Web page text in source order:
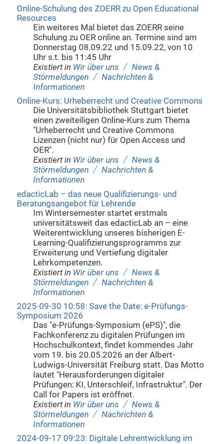
Online-Schulung des ZOERR zu Open Educational
Resources
Ein weiteres Mal bietet das ZOERR seine
Schulung zu OER online an. Termine sind am
Donnerstag 08.09.22 und 15.09.22, von 10
Uhr s.t. bis 11:45 Uhr
Existiert in Wir über uns / News &
Störmeldungen / Nachrichten &
Informationen
Online-Kurs: Urheberrecht und Creative Commons
Die Universitätsbibliothek Stuttgart bietet
einen zweiteiligen Online-Kurs zum Thema
"Urheberrecht und Creative Commons
Lizenzen (nicht nur) für Open Access und
OER".
Existiert in Wir über uns / News &
Störmeldungen / Nachrichten &
Informationen
edacticLab – das neue Qualifizierungs- und
Beratungsangebot für Lehrende
Im Wintersemester startet erstmals
universitätsweit das edacticLab an – eine
Weiterentwicklung unseres bisherigen E-
Learning-Qualifizierungsprogramms zur
Erweiterung und Vertiefung digitaler
Lehrkompetenzen.
Existiert in Wir über uns / News &
Störmeldungen / Nachrichten &
Informationen
2025-09-30 10:58: Save the Date: e-Prüfungs-
Symposium 2026
Das "e-Prüfungs-Symposium (ePS)", die
Fachkonferenz zu digitalen Prüfungen im
Hochschulkontext, findet kommendes Jahr
vom 19. bis 20.05.2026 an der Albert-
Ludwigs-Universität Freiburg statt. Das Motto
lautet "Herausforderungen digitaler
Prüfungen: KI, Unterschleif, Infrastruktur". Der
Call for Papers ist eröffnet.
Existiert in Wir über uns / News &
Störmeldungen / Nachrichten &
Informationen
2024-09-17 09:23: Digitale Lehrentwicklung im